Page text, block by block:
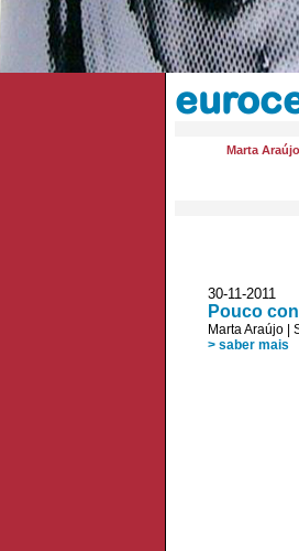
Marta Araújo
30-11-2011
Pouco
Marta Araújo
> saber mais